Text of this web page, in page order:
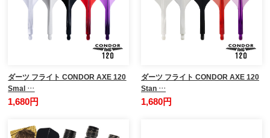
ダーツ フライト CONDOR AXE 120
Smal …
1,680円
ダーツ フライト CONDOR AXE 120
Stan …
1,680円